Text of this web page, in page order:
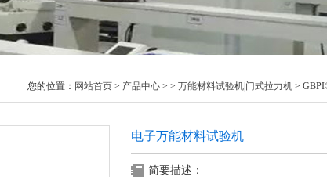
您的位置： 网站首页 > 产品中心 > > 万能材料试验机|门式拉力机 >
电子万能材料试验机
简要描述：